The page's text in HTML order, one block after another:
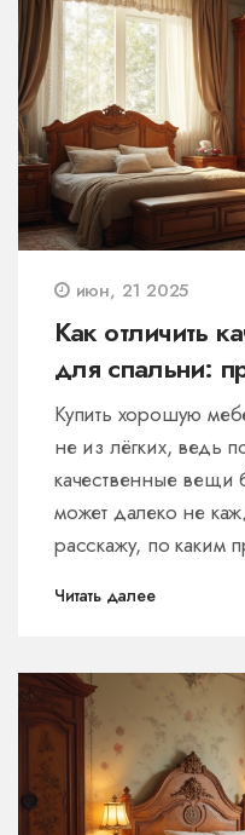
июн, 21 2025
Как отличить
для спальни:
выбора
Купить хорошую
не из лёгких, ведь
качественные вещи
может далеко не
расскажу, по каким
что обращать
долговечными и
показатель
ошибки при
советами реальных
собственными
Читать далее